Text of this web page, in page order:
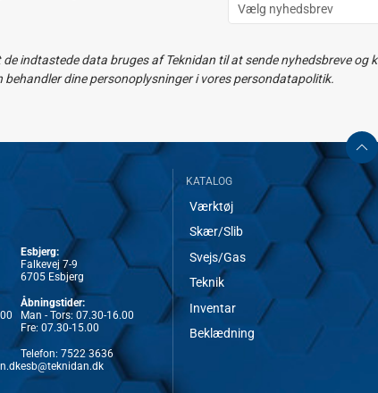
de indtastede data bruges af Teknidan til at sende nyhedsbreve
dine personoplysninger i vores persondatapolitik.
Esbjerg:
Falkevej 7-9
6705 Esbjerg
Åbningstider:
Man - Tors: 07.30-16.00
Fre: 07.30-15.00
Telefon: 7522 3636
esb@teknidan.dk
KATALOG
Værktøj
Skær/Slib
Svejs/Gas
Teknik
Inventar
Beklædning